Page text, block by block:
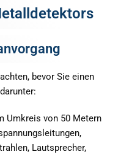
bevor Sie einen
Umkreis von 50 Metern
Lautsprecher,